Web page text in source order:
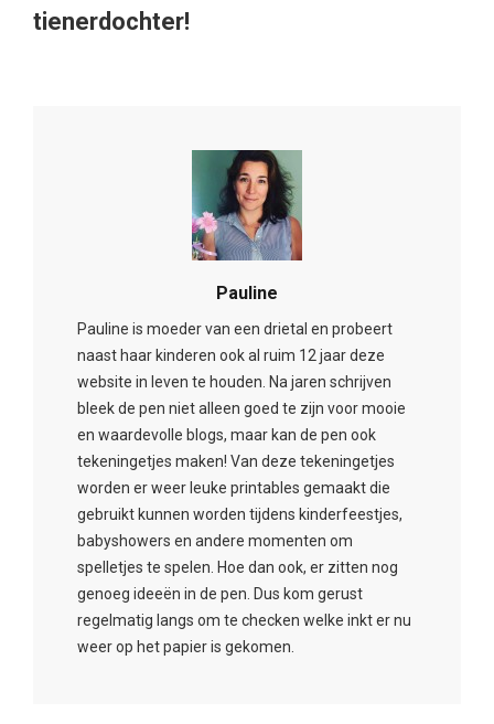
tienerdochter!
Pauline
Pauline is moeder van een drietal en probeert
naast haar kinderen ook al ruim 12 jaar deze
website in leven te houden. Na jaren schrijven
bleek de pen niet alleen goed te zijn voor mooie
en waardevolle blogs, maar kan de pen ook
tekeningetjes maken! Van deze tekeningetjes
worden er weer leuke printables gemaakt die
gebruikt kunnen worden tijdens kinderfeestjes,
babyshowers en andere momenten om
spelletjes te spelen. Hoe dan ook, er zitten nog
genoeg ideeën in de pen. Dus kom gerust
regelmatig langs om te checken welke inkt er nu
weer op het papier is gekomen.